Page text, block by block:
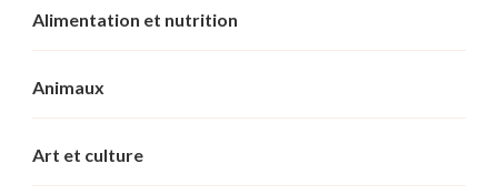
Alimentation et nutrition
Animaux
Art et culture